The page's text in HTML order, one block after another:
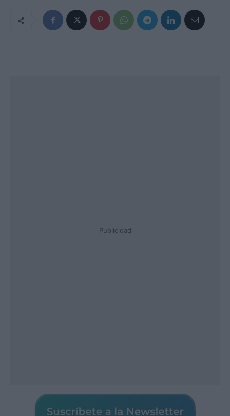
Publicidad